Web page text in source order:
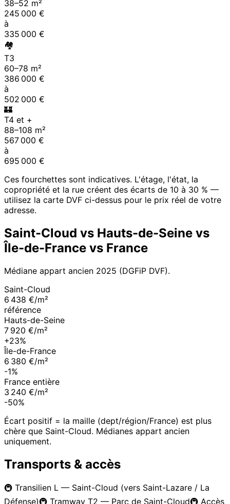
38–52 m²
245 000 €
à
335 000 €
🏘
T3
60–78 m²
386 000 €
à
502 000 €
🏰
T4 et +
88–108 m²
567 000 €
à
695 000 €
Ces fourchettes sont indicatives. L'étage, l'état, la
copropriété et la rue créent des écarts de 10 à 30 % —
utilisez la carte DVF ci-dessus pour le prix réel de votre
adresse.
Saint-Cloud vs Hauts-de-Seine vs
Île-de-France vs France
Médiane appart ancien 2025 (DGFiP DVF).
Saint-Cloud
6 438 €/m²
référence
Hauts-de-Seine
7 920 €/m²
+23%
Île-de-France
6 380 €/m²
-1%
France entière
3 240 €/m²
-50%
Écart positif = la maille (dept/région/France) est plus
chère que Saint-Cloud. Médianes appart ancien
uniquement.
Transports & accès
🚇 Transilien L — Saint-Cloud (vers Saint-Lazare / La
Défense)🚇 Tramway T2 — Parc de Saint-Cloud🚇 Accès